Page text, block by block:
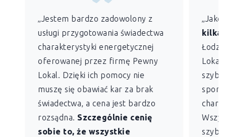
„Jestem bardzo zadowolony z
usługi przygotowania świadectwa
charakterystyki energetycznej
oferowanej przez firmę Pewny
Lokal. Dzięki ich pomocy nie
muszę się obawiać kar za brak
świadectwa, a cena jest bardzo
rozsądna. Szczególnie cenię
sobie to, że wszystkie
„Jako
Łodzi)
Lokal